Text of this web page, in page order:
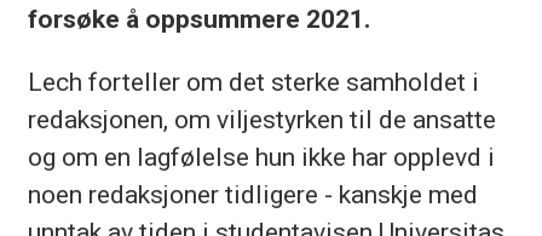
forsøke å oppsummere 2021.
Lech forteller om det sterke samholdet i
redaksjonen, om viljestyrken til de ansatte
og om en lagfølelse hun ikke har opplevd i
noen redaksjoner tidligere - kanskje med